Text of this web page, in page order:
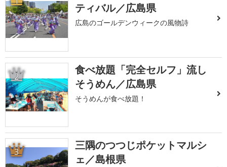
ティバル／広島県
広島のゴールデンウィークの風物詩
2
食べ放題「完全セルフ」流し
そうめん／広島県
そうめんが食べ放題！
3
三隅のつつじポケットマルシ
ェ／島根県